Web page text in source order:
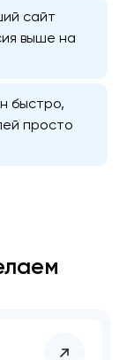
сайт
выше на
быстро,
просто